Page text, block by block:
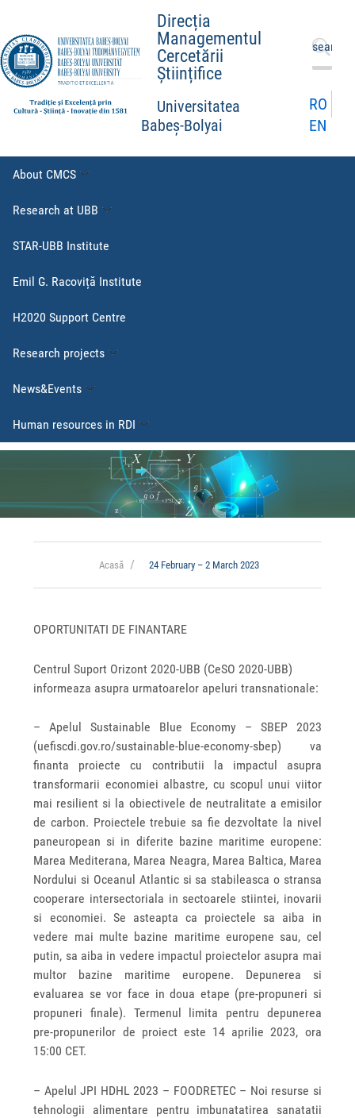
Direcția
Managementul
Cercetării
Științifice
Universitatea
Babeș-Bolyai
Search
for:
RO
EN
About CMCS
Research at UBB
STAR-UBB Institute
Emil G. Racoviță Institute
H2020 Support Centre
Research projects
News&Events
Human resources in RDI
Acasă 24 February – 2 March 2023
OPORTUNITATI DE FINANTARE
Centrul Suport Orizont 2020-UBB (CeSO 2020-UBB)
informeaza asupra urmatoarelor apeluri transnationale:
– Apelul Sustainable Blue Economy – SBEP 2023
(uefiscdi.gov.ro/sustainable-blue-economy-sbep) va
finanta proiecte cu contributii la impactul asupra
transformarii economiei albastre, cu scopul unui viitor
mai resilient si la obiectivele de neutralitate a emisilor
de carbon. Proiectele trebuie sa fie dezvoltate la nivel
paneuropean si in diferite bazine maritime europene:
Marea Mediterana, Marea Neagra, Marea Baltica, Marea
Nordului si Oceanul Atlantic si sa stabileasca o stransa
cooperare intersectoriala in sectoarele stiintei, inovarii
si economiei. Se asteapta ca proiectele sa aiba in
vedere mai multe bazine maritime europene sau, cel
putin, sa aiba in vedere impactul proiectelor asupra mai
multor bazine maritime europene. Depunerea si
evaluarea se vor face in doua etape (pre-propuneri si
propuneri finale). Termenul limita pentru depunerea
pre-propunerilor de proiect este 14 aprilie 2023, ora
15:00 CET.
– Apelul JPI HDHL 2023 – FOODRETEC – Noi resurse si
tehnologii alimentare pentru imbunatatirea sanatatii